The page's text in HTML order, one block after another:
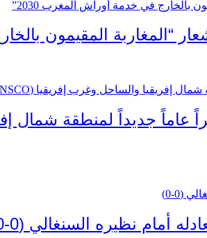
“المغاربة المقيمون
أمام نظيره السنغالي (0-0)